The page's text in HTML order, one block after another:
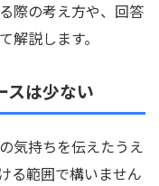
際の考え方や、回答
解説します。
スは少ない
気持ちを伝えたうえ
る範囲で構いません